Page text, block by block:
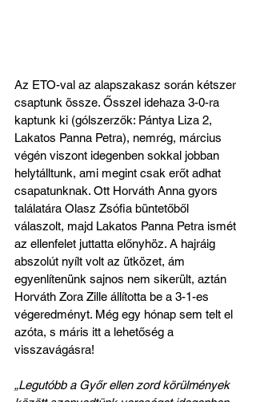
Az ETO-val az alapszakasz során kétszer
csaptunk össze. Ősszel idehaza 3-0-ra
kaptunk ki (gólszerzők: Pántya Liza 2,
Lakatos Panna Petra), nemrég, március
végén viszont idegenben sokkal jobban
helytálltunk, ami megint csak erőt adhat
csapatunknak. Ott Horváth Anna gyors
találatára Olasz Zsófia büntetőből
válaszolt, majd Lakatos Panna Petra ismét
az ellenfelet juttatta előnyhöz. A hajráig
abszolút nyílt volt az ütközet, ám
egyenlítenünk sajnos nem sikerült, aztán
Horváth Zora Zille állította be a 3-1-es
végeredményt. Még egy hónap sem telt el
azóta, s máris itt a lehetőség a
visszavágásra!
„Legutóbb a Győr ellen zord körülmények